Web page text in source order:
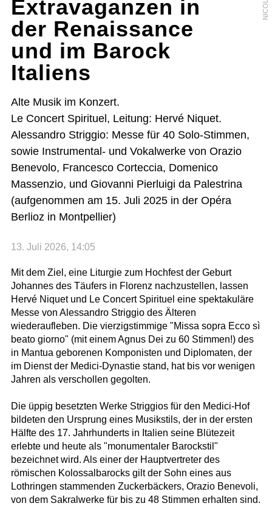
Extravaganzen in
der Renaissance
und im Barock
Italiens
Alte Musik im Konzert.
Le Concert Spirituel, Leitung: Hervé Niquet.
Alessandro Striggio: Messe für 40 Solo-Stimmen,
sowie Instrumental- und Vokalwerke von Orazio
Benevolo, Francesco Corteccia, Domenico
Massenzio, und Giovanni Pierluigi da Palestrina
(aufgenommen am 15. Juli 2025 in der Opéra
Berlioz in Montpellier)
13. Juli 2026, 14:05
Mit dem Ziel, eine Liturgie zum Hochfest der Geburt
Johannes des Täufers in Florenz nachzustellen, lassen
Hervé Niquet und Le Concert Spirituel eine spektakuläre
Messe von Alessandro Striggio des Älteren
wiederaufleben. Die vierzigstimmige "Missa sopra Ecco sì
beato giorno" (mit einem Agnus Dei zu 60 Stimmen!) des
in Mantua geborenen Komponisten und Diplomaten, der
im Dienst der Medici-Dynastie stand, hat bis vor wenigen
Jahren als verschollen gegolten.
Die üppig besetzten Werke Striggios für den Medici-Hof
bildeten den Ursprung eines Musikstils, der in der ersten
Hälfte des 17. Jahrhunderts in Italien seine Blütezeit
erlebte und heute als "monumentaler Barockstil"
bezeichnet wird. Als einer der Hauptvertreter des
römischen Kolossalbarocks gilt der Sohn eines aus
Lothringen stammenden Zuckerbäckers, Orazio Benevoli,
von dem Sakralwerke für bis zu 48 Stimmen erhalten sind.